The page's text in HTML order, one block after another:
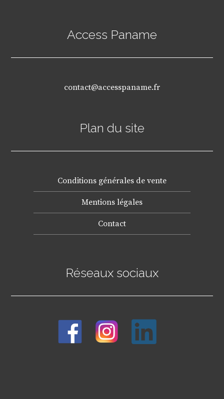
Access Paname
contact@accesspaname.fr
Plan du site
Conditions générales de vente
Mentions légales
Contact
Réseaux sociaux